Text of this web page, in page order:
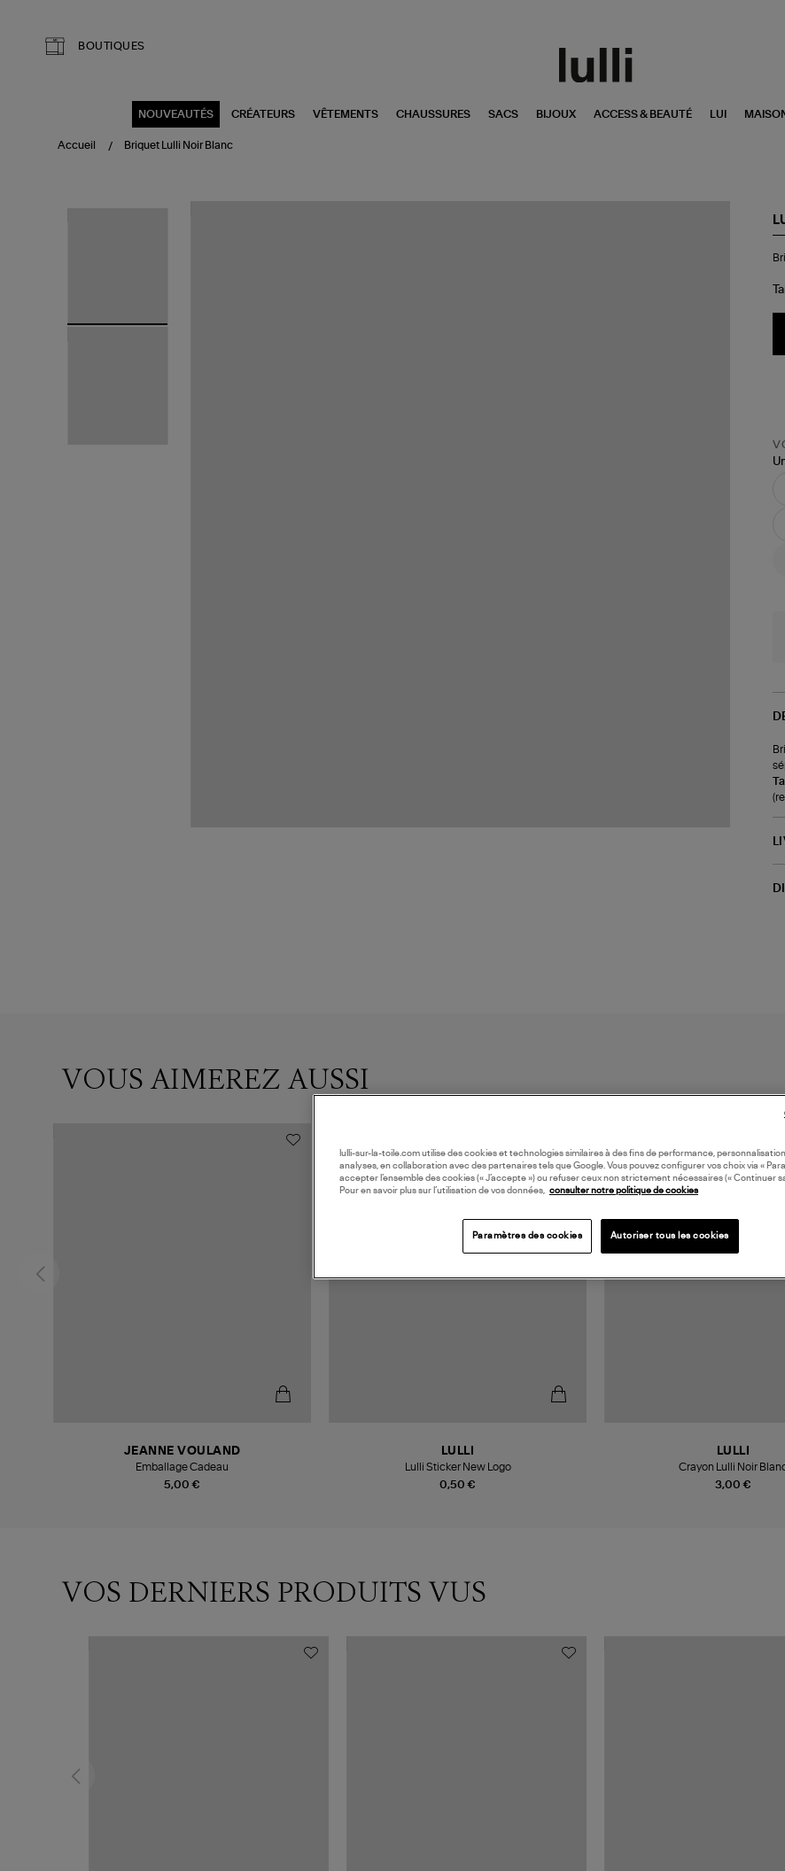
BOUTIQUES
NOUVEAUTÉS CRÉATEURS VÊTEMENTS CHAUSSURES SACS BIJOUX ACCESS & BEAUTÉ LUI
Accueil Briquet Lulli Noir Blanc
VOUS AIMEREZ AUSSI
5,00 €
JEANNE VOULAND
Emballage Cadeau
0,50 €
LULLI
Lulli Sticker New Logo
3,00 €
LULLI
Crayon Lulli Noir
VOS DERNIERS PRODUITS VUS
lulli-sur-la-toile.com utilise des cookies et technologies similaires à des fins de performance,
analyses, en collaboration avec des partenaires tels que Google. Vous pouvez configurer vos choix via «
accepter l’ensemble des cookies (« J’accepte ») ou refuser ceux non strictement nécessaires (« Continuer
Pour en savoir plus sur l’utilisation de vos données, consulter notre politique de cookies
Paramètres des cookies Autoriser tous les cookies